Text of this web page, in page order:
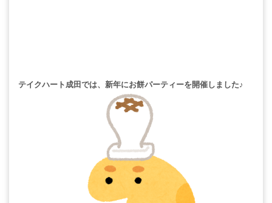
テイクハート成田では、新年にお餅パーティーを開催しました♪